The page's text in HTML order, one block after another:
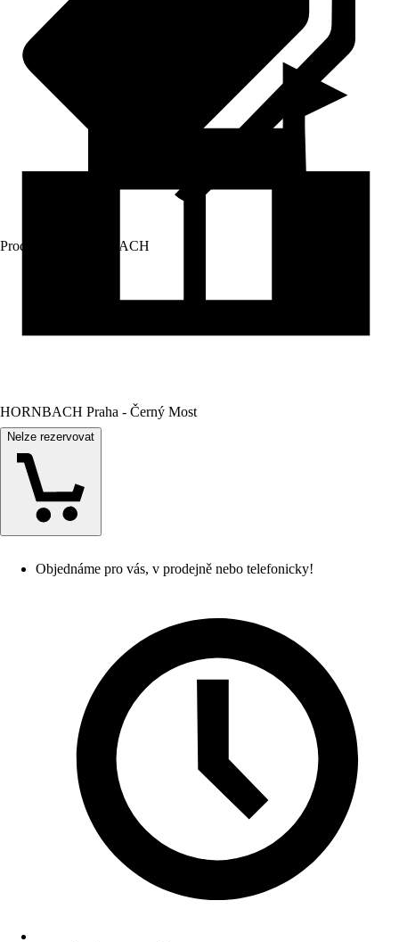
Prodej přes: HORNBACH
HORNBACH Praha - Černý Most
Nelze rezervovat
Objednáme pro vás, v prodejně nebo telefonicky!